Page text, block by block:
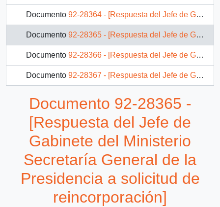
Documento 92-28364 - [Respuesta del Jefe de Gabinete del Ministerio Secretaría General de la Presidencia a solicitud de reincorporación]
Documento 92-28365 - [Respuesta del Jefe de Gabinete del Ministerio Secretaría General de la Presidencia a solicitud de reincorporación]
Documento 92-28366 - [Respuesta del Jefe de Gabinete del Ministerio Secretaría General de la Presidencia a solicitud de reincorporación]
Documento 92-28367 - [Respuesta del Jefe de Gabinete del Ministerio Secretaría General de la Presidencia a solicitud de rehabilitación laboral]
Documento 92-28369 - [Respuesta del Jefe de Gabinete del Ministerio Secretaría General de la Presidencia a solicitud de rehabilitación funcionaria]
794 más...
Documento 92-28365 -
[Respuesta del Jefe de
Gabinete del Ministerio
Secretaría General de la
Presidencia a solicitud de
reincorporación]